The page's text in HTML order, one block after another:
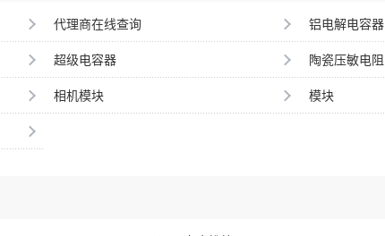
代理商在线查询 铝电解电容器
超级电容器 陶瓷压敏电阻
相机模块 模块